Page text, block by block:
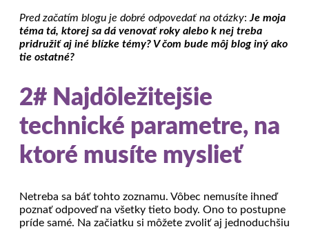
Pred začatím blogu je dobré odpovedať na otázky: Je moja
téma tá, ktorej sa dá venovať roky alebo k nej treba
pridružiť aj iné blízke témy? V čom bude môj blog iný ako
tie ostatné?
2# Najdôležitejšie
technické parametre, na
ktoré musíte myslieť
Netreba sa báť tohto zoznamu. Vôbec nemusíte ihneď
poznať odpoveď na všetky tieto body. Ono to postupne
príde samé. Na začiatku si môžete zvoliť aj jednoduchšiu